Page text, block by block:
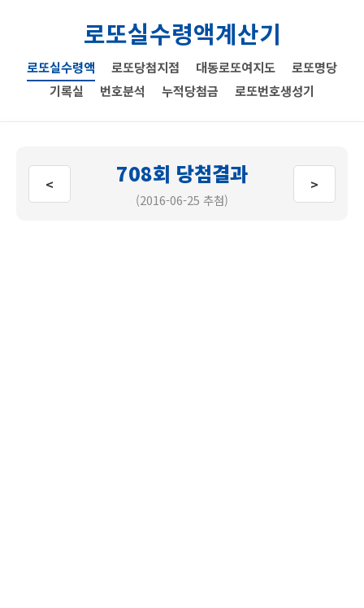
로또실수령액계산기
로또실수령액 로또당첨지점 대동로또여지도
로또명당
기록실
번호분석 누적당첨금 로또번호생성기
< 708회 당첨결과
(2016-06-25 추첨)
>